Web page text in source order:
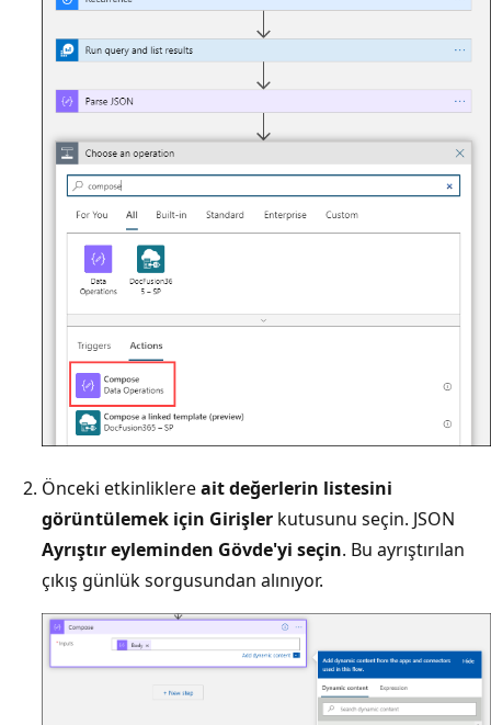
Önceki etkinliklereait değerlerin listesini
görüntülemek için Girişler kutusunu seçin. JSON
Ayrıştır eyleminden Gövde'yi seçin. Bu ayrıştırılan
çıkış günlük sorgusundan alınıyor.